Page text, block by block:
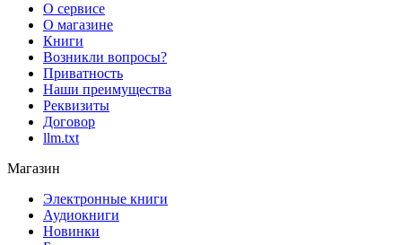
О сервисе
О магазине
Книги
Возникли вопросы?
Приватность
Наши преимущества
Реквизиты
Договор
llm.txt
Магазин
Электронные книги
Аудиокниги
Новинки